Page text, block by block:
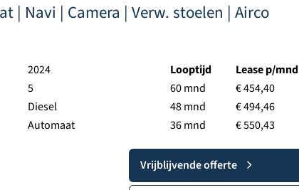
| Navi | Camera | Verw. stoelen | Airco
2024
5
Diesel
Automaat
Looptijd
60 mnd
48 mnd
36 mnd
Lease p/mnd
€ 454,40
€ 494,46
€ 550,43
Vrijblijvende offerte